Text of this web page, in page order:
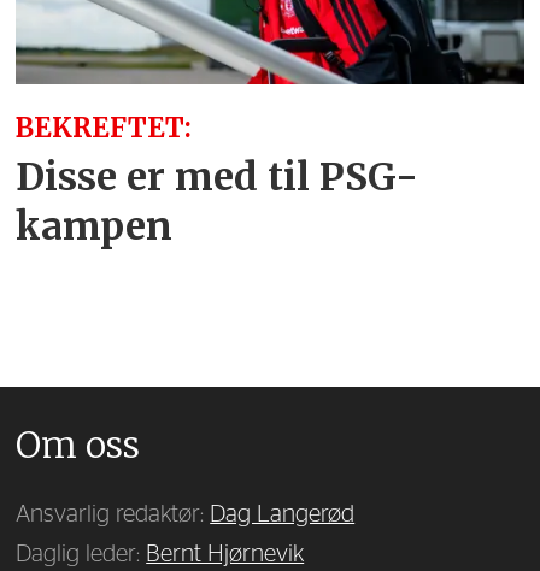
BEKREFTET:
Disse er med til PSG-
kampen
Om oss
Ansvarlig redaktør: Dag Langerød
Daglig leder: Bernt Hjørnevik